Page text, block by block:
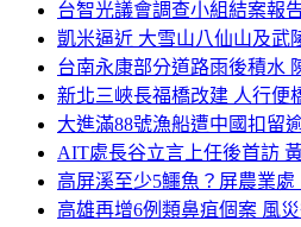
台智光議會調查小組結案報
凱米逼近 大雪山八仙山及武
台南永康部分道路雨後積水
新北三峽長福橋改建 人行便
大進滿88號漁船遭中國扣留
AIT處長谷立言上任後首訪
高屏溪至少5鱷魚？屏農業處
高雄再增6例類鼻疽個案 風災